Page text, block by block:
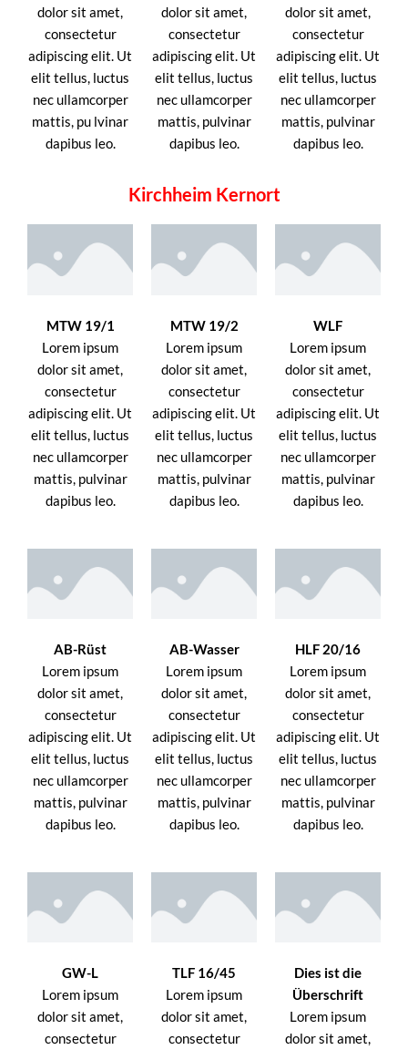
dolor sit amet,
consectetur
adipiscing elit. Ut
elit tellus, luctus
nec ullamcorper
mattis, pu lvinar
dapibus leo.
dolor sit amet,
consectetur
adipiscing elit. Ut
elit tellus, luctus
nec ullamcorper
mattis, pulvinar
dapibus leo.
dolor sit amet,
consectetur
adipiscing elit. Ut
elit tellus, luctus
nec ullamcorper
mattis, pulvinar
dapibus leo.
Kirchheim Kernort
MTW 19/1
Lorem ipsum
dolor sit amet,
consectetur
adipiscing elit. Ut
elit tellus, luctus
nec ullamcorper
mattis, pulvinar
dapibus leo.
MTW 19/2
Lorem ipsum
dolor sit amet,
consectetur
adipiscing elit. Ut
elit tellus, luctus
nec ullamcorper
mattis, pulvinar
dapibus leo.
WLF
Lorem ipsum
dolor sit amet,
consectetur
adipiscing elit. Ut
elit tellus, luctus
nec ullamcorper
mattis, pulvinar
dapibus leo.
AB-Rüst
Lorem ipsum
dolor sit amet,
consectetur
adipiscing elit. Ut
elit tellus, luctus
nec ullamcorper
mattis, pulvinar
dapibus leo.
AB-Wasser
Lorem ipsum
dolor sit amet,
consectetur
adipiscing elit. Ut
elit tellus, luctus
nec ullamcorper
mattis, pulvinar
dapibus leo.
HLF 20/16
Lorem ipsum
dolor sit amet,
consectetur
adipiscing elit. Ut
elit tellus, luctus
nec ullamcorper
mattis, pulvinar
dapibus leo.
GW-L
Lorem ipsum
dolor sit amet,
consectetur
TLF 16/45
Lorem ipsum
dolor sit amet,
consectetur
Dies ist die
Überschrift
Lorem ipsum
dolor sit amet,